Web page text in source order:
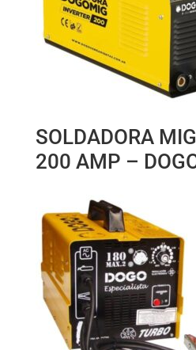
SOLDADORA
200 AMP –